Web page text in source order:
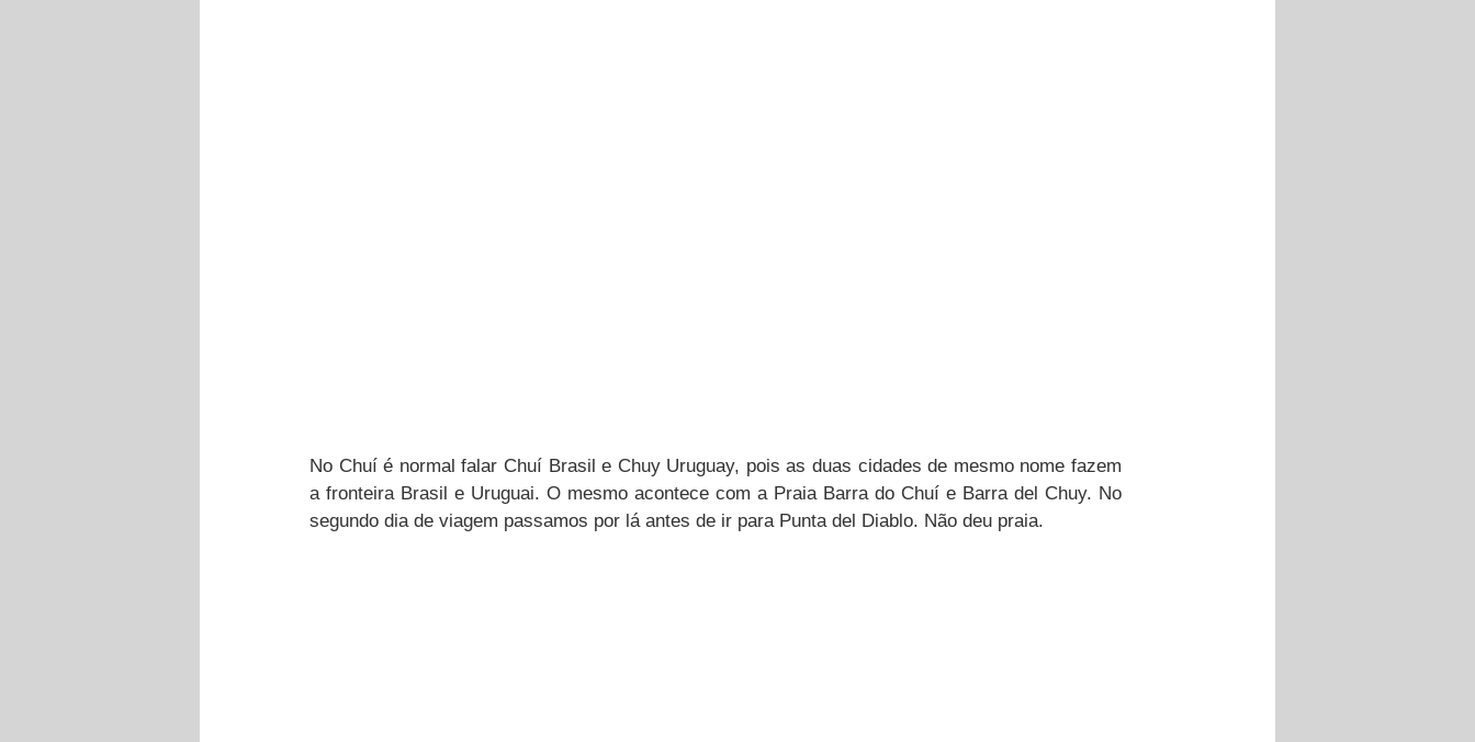
No Chuí é normal falar Chuí Brasil e Chuy Uruguay, pois as duas cidades de mesmo nome fazem
a fronteira Brasil e Uruguai. O mesmo acontece com a Praia Barra do Chuí e Barra del Chuy. No
segundo dia de viagem passamos por lá antes de ir para Punta del Diablo. Não deu praia.